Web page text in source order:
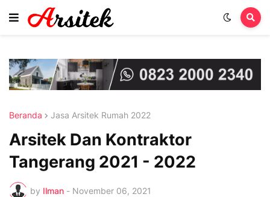
Beranda Jasa Arsitek Rumah 2022
Arsitek Dan Kontraktor
Tangerang 2021 - 2022
by Ilman - November 06, 2021